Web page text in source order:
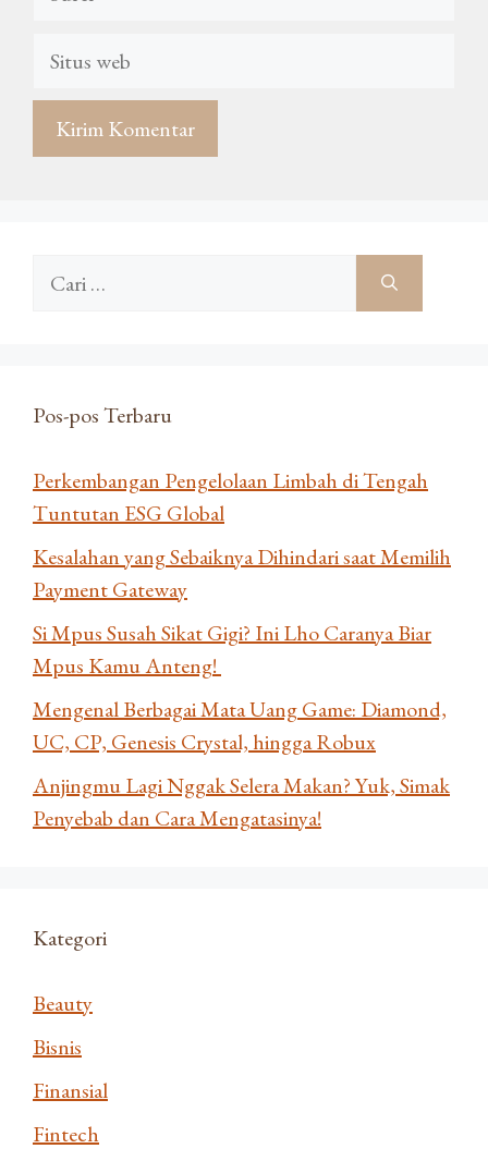
Situs
Cari
Pos-pos Terbaru
Perkembangan Pengelolaan Limbah di Tengah
Tuntutan ESG Global
Kesalahan yang Sebaiknya Dihindari saat Memilih
Payment Gateway
Si Mpus Susah Sikat Gigi? Ini Lho Caranya Biar
Mpus Kamu Anteng!
Mengenal Berbagai Mata Uang Game: Diamond,
UC, CP, Genesis Crystal, hingga Robux
Anjingmu Lagi Nggak Selera Makan? Yuk, Simak
Penyebab dan Cara Mengatasinya!
Kategori
Beauty
Bisnis
Finansial
Fintech